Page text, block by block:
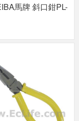
馬牌 斜口鉗PL-